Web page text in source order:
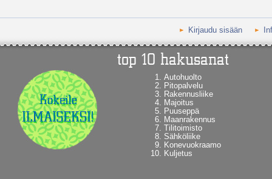
Kirjaudu sisään
Autohuolto
Pitopalvelu
Rakennusliike
Majoitus
Puuseppä
Maanrakennus
Tilitoimisto
Sähköliike
Konevuokraamo
Kuljetus